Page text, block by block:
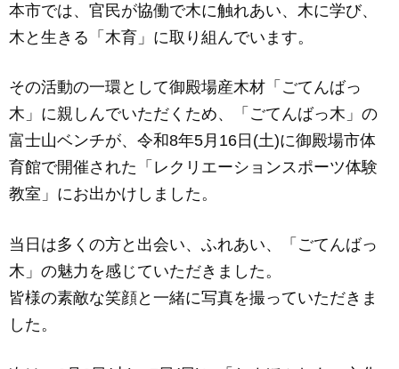
c
e
b
o
o
k
ail ss
e
n
g
er
e
本市では、官民が協働で木に触れあい、木に学び、
木と生きる「木育」に取り組んでいます。
その活動の一環として御殿場産木材「ごてんばっ
木」に親しんでいただくため、「ごてんばっ木」の
富士山ベンチが、令和8年5月16日(土)に御殿場市体
育館で開催された「レクリエーションスポーツ体験
教室」にお出かけしました。
当日は多くの方と出会い、ふれあい、「ごてんばっ
木」の魅力を感じていただきました。
皆様の素敵な笑顔と一緒に写真を撮っていただきま
した。